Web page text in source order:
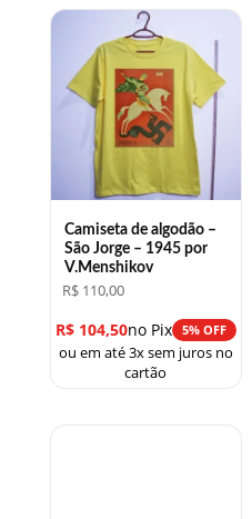
Camiseta de algodão –
São Jorge – 1945 por
V.Menshikov
R$110,00
R$104,50no Pix 5% OFF
ou em até 3x sem juros no
cartão